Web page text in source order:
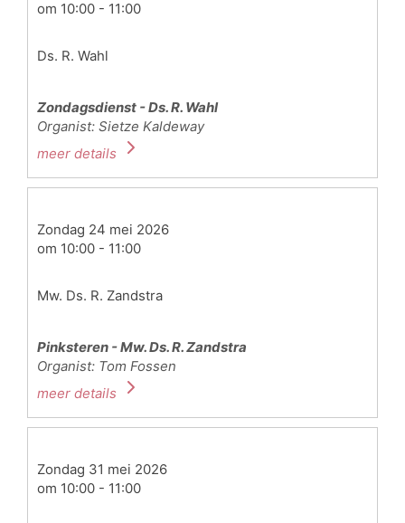
om 10:00 - 11:00
Ds. R. Wahl
Zondagsdienst - Ds. R. Wahl
Organist: Sietze Kaldeway
meer details
Zondag 24 mei 2026
om 10:00 - 11:00
Mw. Ds. R. Zandstra
Pinksteren - Mw. Ds. R. Zandstra
Organist: Tom Fossen
meer details
Zondag 31 mei 2026
om 10:00 - 11:00